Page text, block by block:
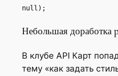
null);
Небольшая доработка
В клубе API Карт
тему «как задать